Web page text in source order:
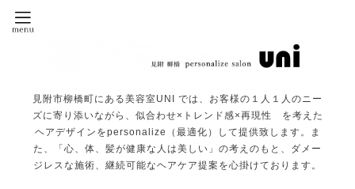
見附市柳橋町にある美容室UNI では、お客様の１人１人のニー
ズに寄り添いながら、似合わせ×トレンド感×再現性 を考えた
ヘアデザインをpersonalize（最適化）して提供致します。ま
た、「心、体、髪が健康な人は美しい」の考えのもと、ダメー
ジレスな施術、継続可能なヘアケア提案を心掛けております。